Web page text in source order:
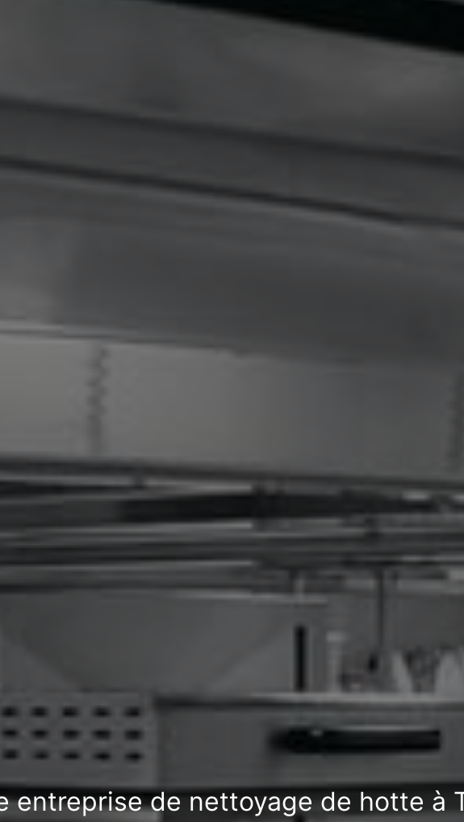
entreprise de nettoyage de hotte à